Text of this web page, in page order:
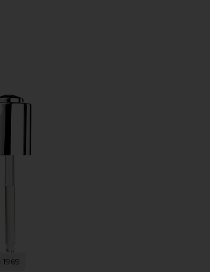
CELESTIAL BLACK DAMOND フェイスオイル